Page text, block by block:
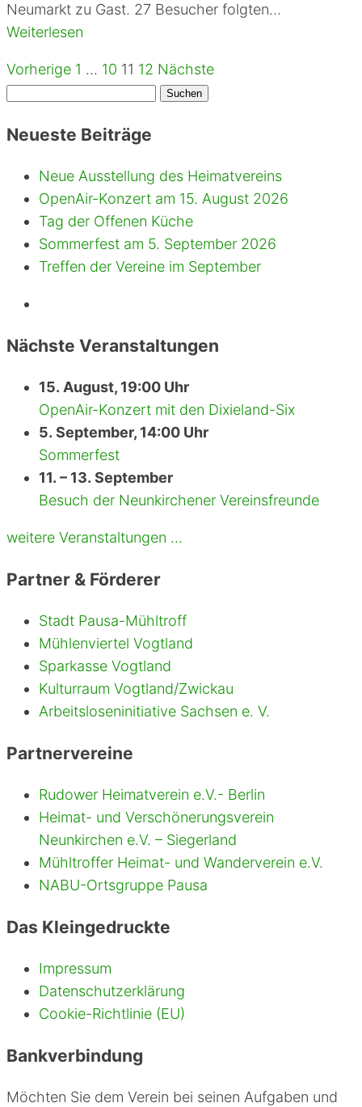
Neumarkt zu Gast. 27 Besucher folgten…
Weiterlesen
Seitennummerierung
der
Beiträge
Vorherige 1 … 10 11 12 Nächste
Suchen
Neueste Beiträge
Neue Ausstellung des Heimatvereins
OpenAir-Konzert am 15. August 2026
Tag der Offenen Küche
Sommerfest am 5. September 2026
Treffen der Vereine im September
Nächste Veranstaltungen
15. August, 19:00 Uhr
OpenAir-Konzert mit den Dixieland-Six
5. September, 14:00 Uhr
Sommerfest
11. – 13. September
Besuch der Neunkirchener Vereinsfreunde
weitere Veranstaltungen …
Partner & Förderer
Stadt Pausa-Mühltroff
Mühlenviertel Vogtland
Sparkasse Vogtland
Kulturraum Vogtland/Zwickau
Arbeitsloseninitiative Sachsen e. V.
Partnervereine
Rudower Heimatverein e.V.- Berlin
Heimat- und Verschönerungsverein
Neunkirchen e.V. – Siegerland
Mühltroffer Heimat- und Wanderverein e.V.
NABU-Ortsgruppe Pausa
Das Kleingedruckte
Impressum
Datenschutzerklärung
Cookie-Richtlinie (EU)
Bankverbindung
Möchten Sie dem Verein bei seinen Aufgaben und